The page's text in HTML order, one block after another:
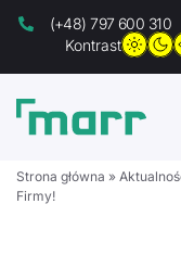
(+48) 797 600 310
Kontrast
Strona główna »
Firmy!